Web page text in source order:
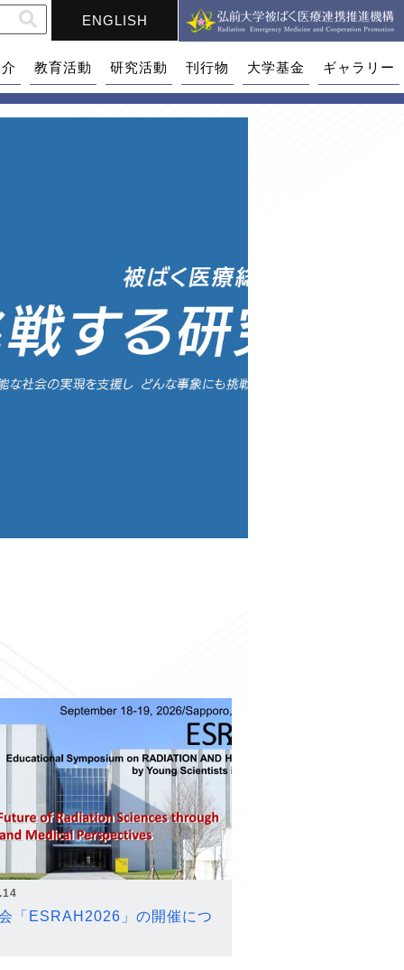
ENGLISH
教育活動 研究活動 刊行物 大学基金 ギャラリー
「ESRAH2026」の開催につ